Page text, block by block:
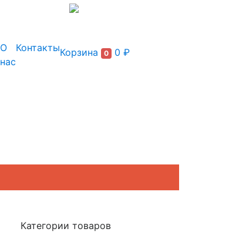
О
нас
КонтактыКорзина 0 0 ₽
Категории товаров